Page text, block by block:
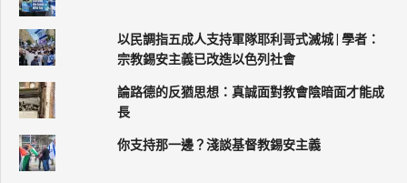
以民調指五成人支持軍隊耶利哥式滅城 | 學者：
宗教錫安主義已改造以色列社會
論路德的反猶思想：真誠面對教會陰暗面才能成
長
你支持那一邊？淺談基督教錫安主義